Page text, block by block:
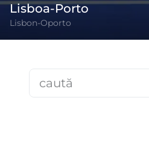
Lisboa-Porto
Lisbon-Oporto